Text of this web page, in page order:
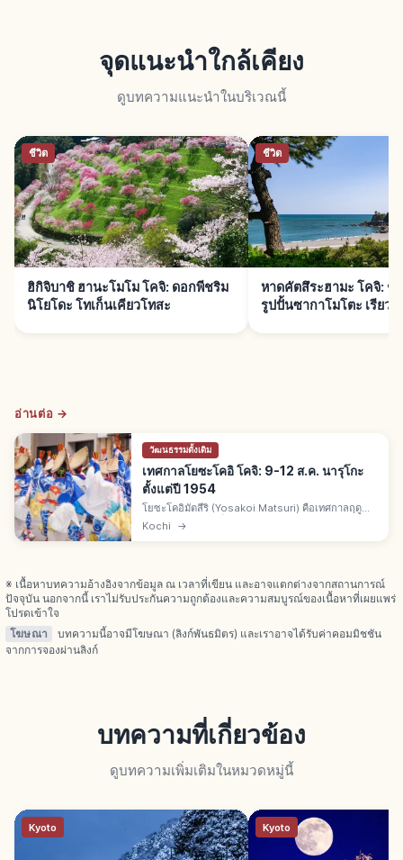
จุดแนะนำใกล้เคียง
ดูบทความแนะนำในบริเวณนี้
ชีวิต
ฮิกิจิบาชิ ฮานะโมโม โคจิ: ดอกพีชริม
นิโยโดะ โทเก็นเคียวโทสะ
ชีวิต
หาดคัตสึระฮามะ โคจิ: ช
รูปปั้นซากาโมโตะ เรียวม
อ่านต่อ →
วัฒนธรรมดั้งเดิม
เทศกาลโยซะโคอิ โคจิ: 9-12 ส.ค. นารุโกะ
ตั้งแต่ปี 1954
โยซะโคอิมัตสึริ (Yosakoi Matsuri) คือเทศกาลฤดู
ร้อนตัวแทนชิโกกุที่โคจิ จ.โคจิ จัด 9-12 ส.ค. นักเต้น
Kochi →
※ เนื้อหาบทความอ้างอิงจากข้อมูล ณ เวลาที่เขียน และอาจแตกต่างจากสถานการณ์
ปัจจุบัน นอกจากนี้ เราไม่รับประกันความถูกต้องและความสมบูรณ์ของเนื้อหาที่เผยแพร่
โปรดเข้าใจ
โฆษณา
บทความนี้อาจมีโฆษณา (ลิงก์พันธมิตร) และเราอาจได้รับค่าคอมมิชชัน
จากการจองผ่านลิงก์
บทความที่เกี่ยวข้อง
ดูบทความเพิ่มเติมในหมวดหมู่นี้
Kyoto Kyoto